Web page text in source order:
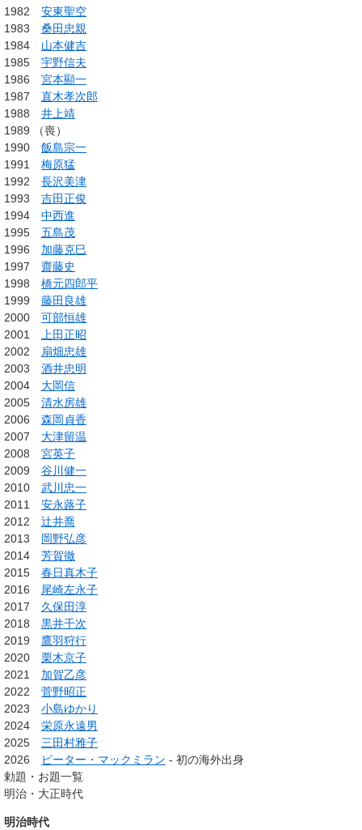
1982 安東聖空
1983 桑田忠親
1984 山本健吉
1985 宇野信夫
1986 宮本顯一
1987 直木孝次郎
1988 井上靖
1989 （喪）
1990 飯島宗一
1991 梅原猛
1992 長沢美津
1993 吉田正俊
1994 中西進
1995 五島茂
1996 加藤克巳
1997 齋藤史
1998 橋元四郎平
1999 藤田良雄
2000 可部恒雄
2001 上田正昭
2002 扇畑忠雄
2003 酒井忠明
2004 大岡信
2005 清水房雄
2006 森岡貞香
2007 大津留温
2008 宮英子
2009 谷川健一
2010 武川忠一
2011 安永蕗子
2012 辻井喬
2013 岡野弘彦
2014 芳賀徹
2015 春日真木子
2016 尾崎左永子
2017 久保田淳
2018 黒井千次
2019 鷹羽狩行
2020 栗木京子
2021 加賀乙彦
2022 菅野昭正
2023 小島ゆかり
2024 栄原永遠男
2025 三田村雅子
2026
ピーター・マックミラン - 初の海外出身
勅題・お題一覧
明治・大正時代
明治時代